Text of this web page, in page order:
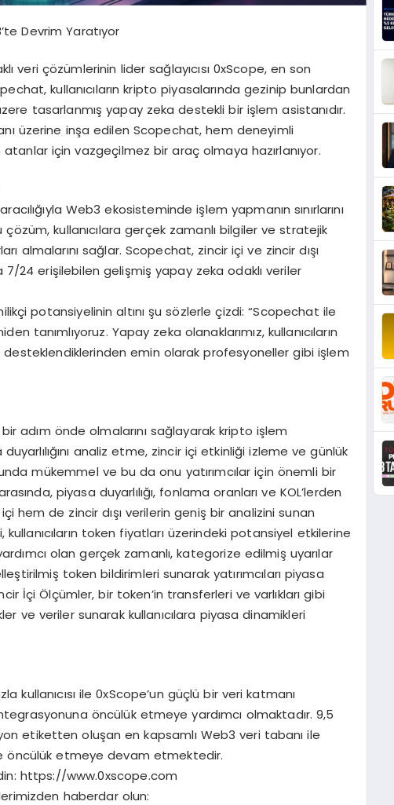
Devrim Yaratıyor
çözümlerinin lider sağlayıcısı 0xScope, en son
kullanıcıların kripto piyasalarında gezinip bunlardan
tasarlanmış yapay zeka destekli bir işlem asistanıdır.
üzerine inşa edilen Scopechat, hem deneyimli
atanlar için vazgeçilmez bir araç olmaya hazırlanıyor.
Web3 ekosisteminde işlem yapmanın sınırlarını
kullanıcılara gerçek zamanlı bilgiler ve stratejik
almalarını sağlar. Scopechat, zincir içi ve zincir dışı
24 erişilebilen gelişmiş yapay zeka odaklı veriler
potansiyelinin altını şu sözlerle çizdi: “Scopechat ile
tanımlıyoruz. Yapay zeka olanaklarımız, kullanıcıların
desteklendiklerinden emin olarak profesyoneller gibi işlem
adım önde olmalarını sağlayarak kripto işlem
analiz etme, zincir içi etkinliği izleme ve günlük
mükemmel ve bu da onu yatırımcılar için önemli bir
piyasa duyarlılığı, fonlama oranları ve KOL’lerden
hem de zincir dışı verilerin geniş bir analizini sunan
token fiyatları üzerindeki potansiyel etkilerine
olan gerçek zamanlı, kategorize edilmiş uyarılar
token bildirimleri sunarak yatırımcıları piyasa
İçi Ölçümler, bir token’in transferleri ve varlıkları gibi
ve veriler sunarak kullanıcılara piyasa dinamikleri
ile 0xScope’un güçlü bir veri katmanı
öncülük etmeye yardımcı olmaktadır. 9,5
etiketten oluşan en kapsamlı Web3 veri tabanı ile
öncülük etmeye devam etmektedir.
https://www.0xscope.com
haberdar olun: